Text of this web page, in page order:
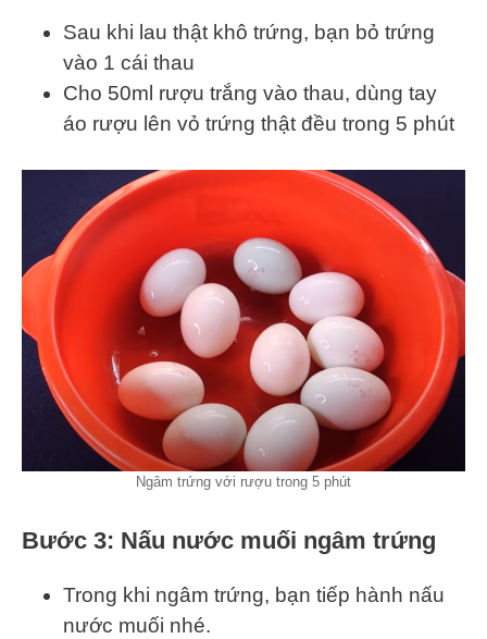
Sau khi lau thật khô trứng, bạn bỏ trứng
vào 1 cái thau
Cho 50ml rượu trắng vào thau, dùng tay
áo rượu lên vỏ trứng thật đều trong 5 phút
Ngâm trứng với rượu trong 5 phút
Bước 3: Nấu nước muối ngâm trứng
Trong khi ngâm trứng, bạn tiếp hành nấu
nước muối nhé.